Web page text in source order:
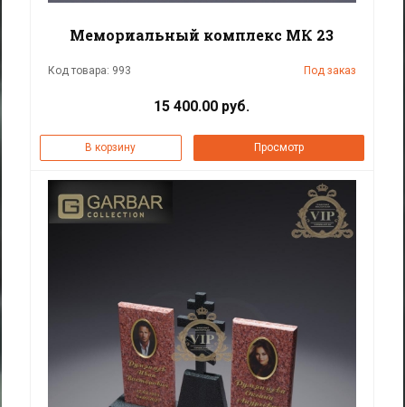
Мемориальный комплекс МК 23
Код товара: 993 Под заказ
15 400.00 руб.
В корзину Просмотр